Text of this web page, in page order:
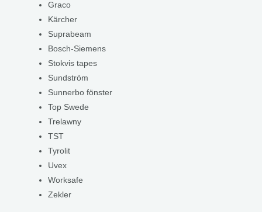
Graco
Kärcher
Suprabeam
Bosch-Siemens
Stokvis tapes
Sundström
Sunnerbo fönster
Top Swede
Trelawny
TST
Tyrolit
Uvex
Worksafe
Zekler